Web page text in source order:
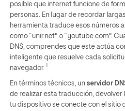
posible que internet funcione de
personas. En lugar de recordar
herramienta traduce esos números
como “unir.net” o “youtube.com”.
DNS, comprendes que este actúa
inteligente que resuelve cada
navegador. 1
En términos técnicos, un servidor
de realizar esta traducción, devolver
tu dispositivo se conecte con el sitio